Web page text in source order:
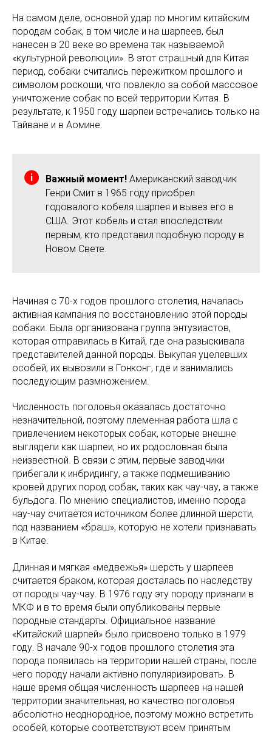
На самом деле, основной удар по многим китайским
породам собак, в том числе и на шарпеев, был
нанесен в 20 веке во времена так называемой
«культурной революции». В этот страшный для Китая
период, собаки считались пережитком прошлого и
символом роскоши, что повлекло за собой массовое
уничтожение собак по всей территории Китая. В
результате, к 1950 году шарпеи встречались только на
Тайване и в Аомине.
Важный момент! Американский заводчик
Генри Смит в 1965 году приобрел
годовалого кобеля шарпея и вывез его в
США. Этот кобель и стал впоследствии
первым, кто представил подобную породу в
Новом Свете.
Начиная с 70-х годов прошлого столетия, началась
активная кампания по восстановлению этой породы
собаки. Была организована группа энтузиастов,
которая отправилась в Китай, где она разыскивала
представителей данной породы. Выкупая уцелевших
особей, их вывозили в Гонконг, где и занимались
последующим размножением.
Численность поголовья оказалась достаточно
незначительной, поэтому племенная работа шла с
привлечением некоторых собак, которые внешне
выглядели как шарпеи, но их родословная была
неизвестной. В связи с этим, первые заводчики
прибегали к инбридингу, а также подмешиванию
кровей других пород собак, таких как чау-чау, а также
бульдога. По мнению специалистов, именно порода
чау-чау считается источником более длинной шерсти,
под названием «браш», которую не хотели признавать
в Китае.
Длинная и мягкая «медвежья» шерсть у шарпеев
считается браком, которая досталась по наследству
от породы чау-чау. В 1976 году эту породу признали в
МКФ и в то время были опубликованы первые
породные стандарты. Официальное название
«Китайский шарпей» было присвоено только в 1979
году. В начале 90-х годов прошлого столетия эта
порода появилась на территории нашей страны, после
чего породу начали активно популяризировать. В
наше время общая численность шарпеев на нашей
территории значительная, но качество поголовья
абсолютно неоднородное, поэтому можно встретить
особей, которые соответствуют всем принятым